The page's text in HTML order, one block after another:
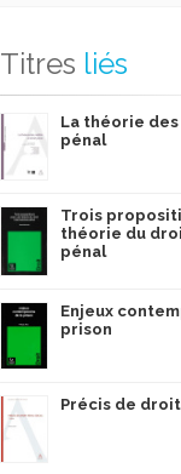
Titres liés
La théorie
pénal
Trois
théorie du
pénal
Enjeux
prison
Précis de